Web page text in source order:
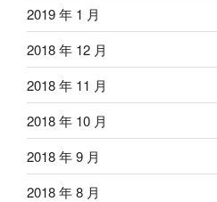
2019 年 1 月
2018 年 12 月
2018 年 11 月
2018 年 10 月
2018 年 9 月
2018 年 8 月